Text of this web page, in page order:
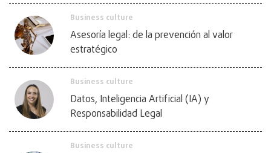
Business culture
Asesoría legal: de la prevención al valor
estratégico
Business culture
Datos, Inteligencia Artificial (IA) y
Responsabilidad Legal
Business culture